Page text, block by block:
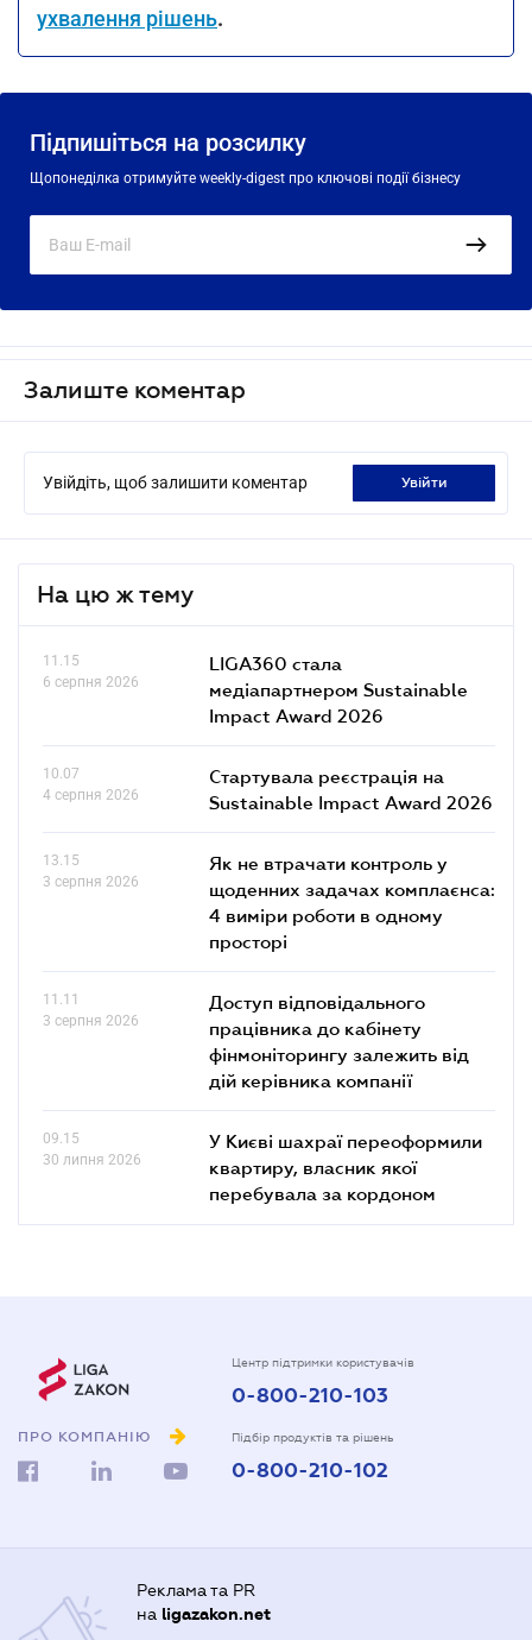
ухвалення рішень.
Підпишіться на розсилку
Щопонеділка отримуйте weekly-digest про ключові події бізнесу
Залиште коментар
Увійдіть, щоб залишити коментар увійти
На цю ж тему
11.15
6 серпня 2026
LIGA360 стала
медіапартнером Sustainable
Impact Award 2026
10.07
4 серпня 2026
Стартувала реєстрація на
Sustainable Impact Award 2026
13.15
3 серпня 2026
Як не втрачати контроль у
щоденних задачах комплаєнса:
4 виміри роботи в одному
просторі
11.11
3 серпня 2026
Доступ відповідального
працівника до кабінету
фінмоніторингу залежить від
дій керівника компанії
09.15
30 липня 2026
У Києві шахраї переоформили
квартиру, власник якої
перебувала за кордоном
ПРО КОМПАНІЮ
Центр підтримки користувачів
0-800-210-103
Підбір продуктів та рішень
0-800-210-102
Реклама та PR
на ligazakon.net